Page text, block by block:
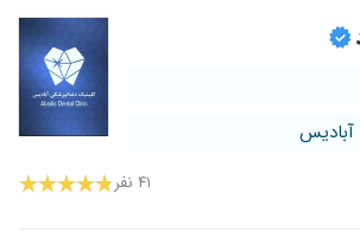
آبادیس
۴۱ نفر